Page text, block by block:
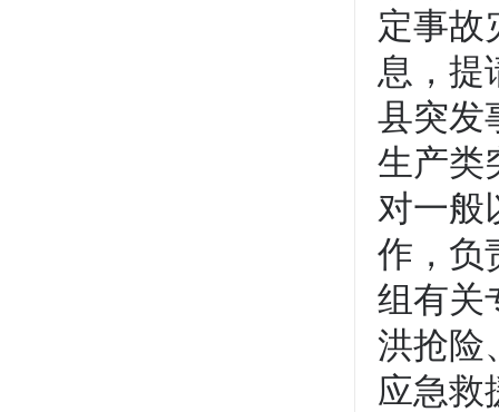
定事故
息，提
县突发
生产类
对一般
作，负
组有关
洪抢险
应急救